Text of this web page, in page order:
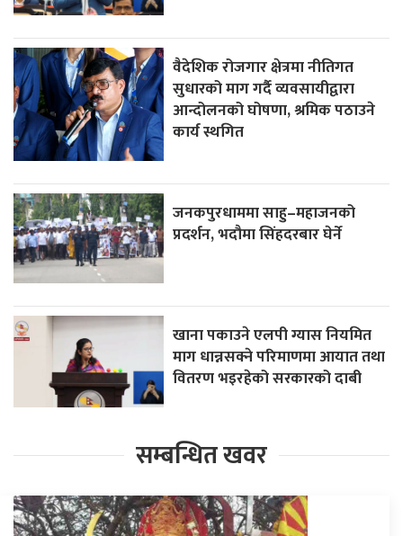
वैदेशिक रोजगार क्षेत्रमा नीतिगत
सुधारको माग गर्दै व्यवसायीद्वारा
आन्दोलनको घोषणा, श्रमिक पठाउने
कार्य स्थगित
जनकपुरधाममा साहु–महाजनको
प्रदर्शन, भदौमा सिंहदरबार घेर्ने
खाना पकाउने एलपी ग्यास नियमित
माग धान्नसक्ने परिमाणमा आयात तथा
वितरण भइरहेको सरकारको दाबी
सम्बन्धित खवर